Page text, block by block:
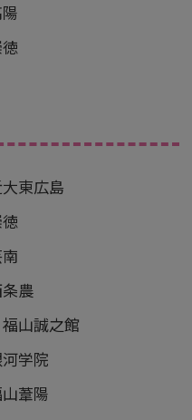
東広島
農
山誠之館
学院
葦陽